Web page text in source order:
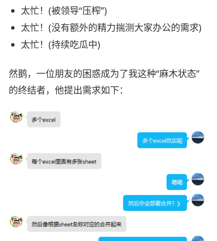
太忙！(被领导“压榨”)
太忙！(没有额外的精力揣测大家办公的需求)
太忙！(持续吃瓜中)
然鹅，一位朋友的困惑成为了我这种“麻木状态”
的终结者，他提出需求如下：